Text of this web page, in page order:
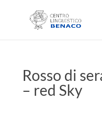
Rosso di
– red Sky